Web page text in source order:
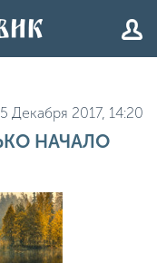
Декабря 2017, 14:20
НАЧАЛО